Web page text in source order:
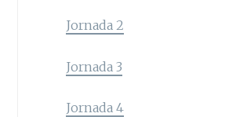
Jornada 2
Jornada 3
Jornada 4